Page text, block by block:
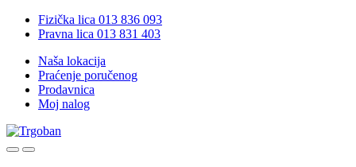
Skip
Skip
Fizička lica 013 836 093
Pravna lica 013 831 403
Naša lokacija
Praćenje poručenog
Prodavnica
Moj nalog
OpenClose